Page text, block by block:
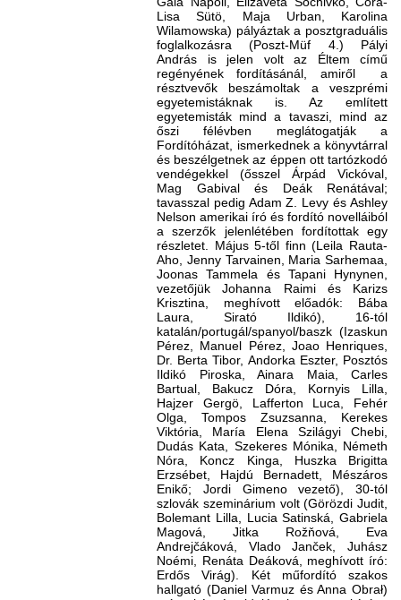
Lisa Sütö, Maja Urban, Karolina
Wilamowska) pályáztak a posztgraduális
foglalkozásra (Poszt-Müf 4.) Pályi
András is jelen volt az Éltem című
regényének fordításánál, amiről a
résztvevők beszámoltak a veszprémi
egyetemistáknak is. Az említett
egyetemisták mind a tavaszi, mind az
őszi félévben meglátogatják a
Fordítóházat, ismerkednek a könyvtárral
és beszélgetnek az éppen ott tartózkodó
vendégekkel (ősszel Árpád Vickóval,
Mag Gabival és Deák Renátával;
tavasszal pedig Adam Z. Levy és Ashley
Nelson amerikai író és fordító novelláiból
a szerzők jelenlétében fordítottak egy
részletet. Május 5-től finn (Leila Rauta-
Aho, Jenny Tarvainen, Maria Sarhemaa,
Joonas Tammela és Tapani Hynynen,
vezetőjük Johanna Raimi és Karizs
Krisztina, meghívott előadók: Bába
Laura, Sirató Ildikó), 16-tól
katalán/portugál/spanyol/baszk (Izaskun
Pérez, Manuel Pérez, Joao Henriques,
Dr. Berta Tibor, Andorka Eszter, Posztós
Ildikó Piroska, Ainara Maia, Carles
Bartual, Bakucz Dóra, Kornyis Lilla,
Hajzer Gergö, Lafferton Luca, Fehér
Olga, Tompos Zsuzsanna, Kerekes
Viktória, María Elena Szilágyi Chebi,
Dudás Kata, Szekeres Mónika, Németh
Nóra, Koncz Kinga, Huszka Brigitta
Erzsébet, Hajdú Bernadett, Mészáros
Enikő; Jordi Gimeno vezető), 30-tól
szlovák szeminárium volt (Görözdi Judit,
Bolemant Lilla, Lucia Satinská, Gabriela
Magová, Jitka Rožňová, Eva
Andrejčáková, Vlado Janček, Juhász
Noémi, Renáta Deáková, meghívott író:
Erdős Virág). Két műfordító szakos
hallgató (Daniel Varmuz és Anna Obrał)